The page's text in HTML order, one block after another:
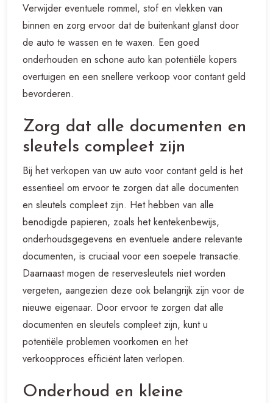
Verwijder eventuele rommel, stof en vlekken van
binnen en zorg ervoor dat de buitenkant glanst door
de auto te wassen en te waxen. Een goed
onderhouden en schone auto kan potentiële kopers
overtuigen en een snellere verkoop voor contant geld
bevorderen.
Zorg dat alle documenten en
sleutels compleet zijn
Bij het verkopen van uw auto voor contant geld is het
essentieel om ervoor te zorgen dat alle documenten
en sleutels compleet zijn. Het hebben van alle
benodigde papieren, zoals het kentekenbewijs,
onderhoudsgegevens en eventuele andere relevante
documenten, is cruciaal voor een soepele transactie.
Daarnaast mogen de reservesleutels niet worden
vergeten, aangezien deze ook belangrijk zijn voor de
nieuwe eigenaar. Door ervoor te zorgen dat alle
documenten en sleutels compleet zijn, kunt u
potentiële problemen voorkomen en het
verkoopproces efficiënt laten verlopen.
Onderhoud en kleine